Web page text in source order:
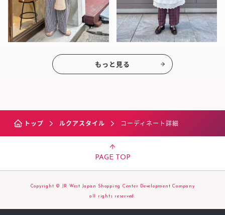
もっと見る
トップ ルクアスタイル コーディネート詳細
PAGE TOP
Copyright © JR West Japan Shopping Center Development Company
all rights reserved.